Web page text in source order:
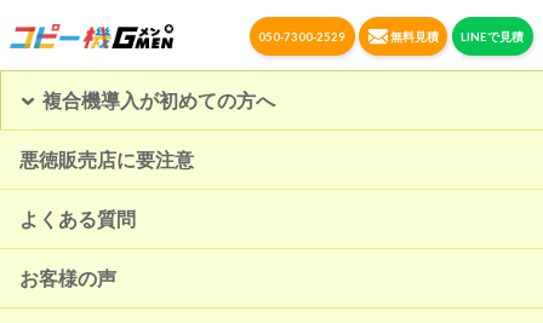
050-7300-2529 無料見積 LINEで見積
複合機導入が初めての方へ
悪徳販売店に要注意
よくある質問
お客様の声